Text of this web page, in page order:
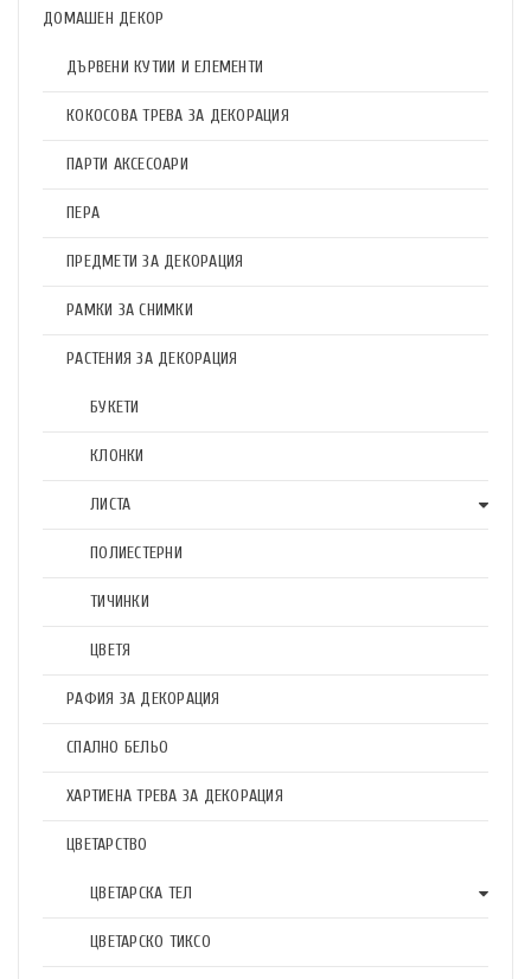
ДОМАШЕН ДЕКОР
ДЪРВЕНИ КУТИИ И ЕЛЕМЕНТИ
КОКОСОВА ТРЕВА ЗА ДЕКОРАЦИЯ
ПАРТИ АКСЕСОАРИ
ПЕРА
ПРЕДМЕТИ ЗА ДЕКОРАЦИЯ
РАМКИ ЗА СНИМКИ
РАСТЕНИЯ ЗА ДЕКОРАЦИЯ
БУКЕТИ
КЛОНКИ
ЛИСТА
ПОЛИЕСТЕРНИ
ТИЧИНКИ
ЦВЕТЯ
РАФИЯ ЗА ДЕКОРАЦИЯ
СПАЛНО БЕЛЬО
ХАРТИЕНА ТРЕВА ЗА ДЕКОРАЦИЯ
ЦВЕТАРСТВО
ЦВЕТАРСКА ТЕЛ
ЦВЕТАРСКО ТИКСО